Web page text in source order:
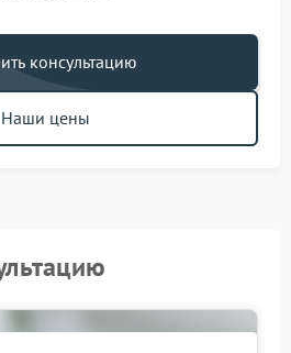
консультацию
Наши цены